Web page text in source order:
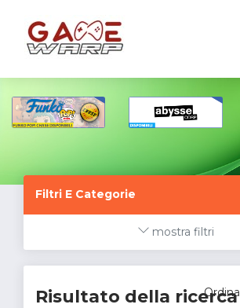
Filtri E Categorie
mostra filtri
Risultato della ricerca